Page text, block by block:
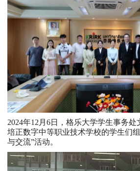
2024年12月6日，格乐大学学生事务
培正数字中等职业技术学校的学生们
与交流”活动。